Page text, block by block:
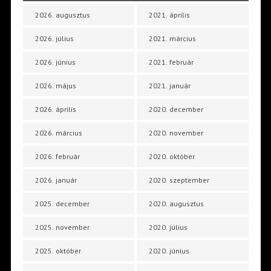
2026. augusztus
2026. július
2026. június
2026. május
2026. április
2026. március
2026. február
2026. január
2025. december
2025. november
2025. október
2021. április
2021. március
2021. február
2021. január
2020. december
2020. november
2020. október
2020. szeptember
2020. augusztus
2020. július
2020. június